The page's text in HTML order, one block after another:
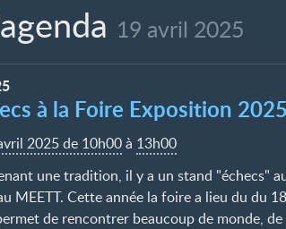
19 avril 2025
à la Foire Exposition
2025 de 10h00à 13h00
une tradition, il y a un stand "échecs"
MEETT. Cette année la foire a lieu du du
de rencontrer beaucoup de monde,